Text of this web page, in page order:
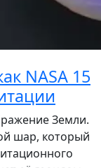
NASA 15
Земли.
шар, который